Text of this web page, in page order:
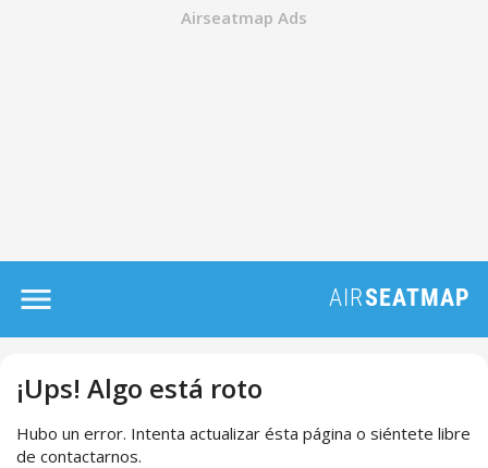
¡Ups! Algo está roto
Hubo un error. Intenta actualizar ésta página o siéntete libre
de contactarnos.